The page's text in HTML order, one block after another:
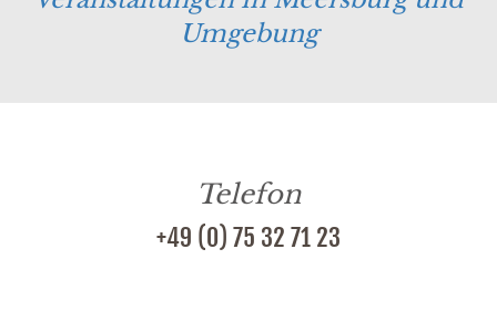
Umgebung
Telefon
+49 (0) 75 32 71 23